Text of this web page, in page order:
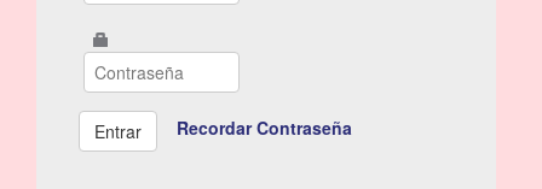
Recordar Contraseña